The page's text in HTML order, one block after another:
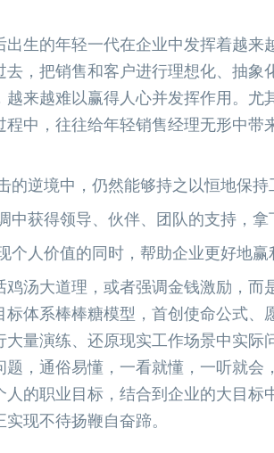
出生的年轻一代在企业中发挥着越来
，把销售和客户进行理想化、抽象
来越难以赢得人心并发挥作用。尤
中，往往给年轻销售经理无形中带
逆境中，仍然能够持之以恒地保持
获得领导、伙伴、团队的支持，拿
人价值的同时，帮助企业更好地赢
汤大道理，或者强调金钱激励，而
体系棒棒糖模型，首创使命公式、
量演练、还原现实工作场景中实际
，通俗易懂，一看就懂，一听就会
的职业目标，结合到企业的大目标
现不待扬鞭自奋蹄。